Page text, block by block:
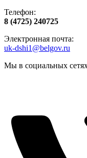
Телефон:
8 (4725) 240725
Электронная почта:
uk-dshi1@belgov.ru
Мы в социальных